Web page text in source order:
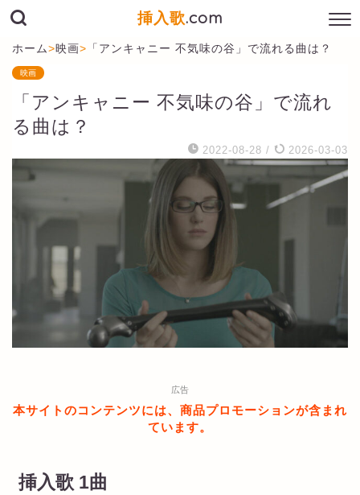
挿入歌.com
ホーム>映画> 「アンキャニー 不気味の谷」で流れる曲は？
映画
「アンキャニー 不気味の谷」で流れ
る曲は？
2022-08-28 / 2026-03-03
広告
本サイトのコンテンツには、商品プロモーションが含まれ
ています。
挿入歌 1曲